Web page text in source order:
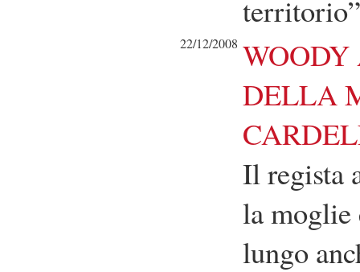
territorio”
22/12/2008
DELLA
Il regista
la moglie
lungo